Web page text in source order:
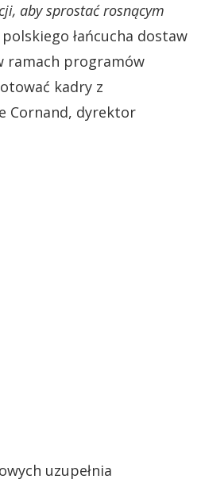
aby sprostać rosnącym
łańcucha dostaw
ramach programów
kadry z
Cornand, dyrektor
uzupełnia